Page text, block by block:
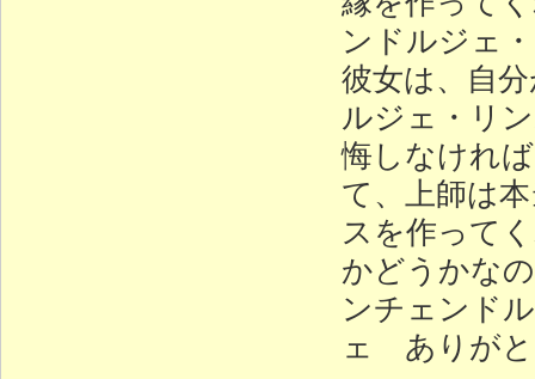
ンドルジェ
彼女は、自
ルジェ・リ
悔しなけれ
て、上師は
スを作って
かどうかな
ンチェンド
ェ ありがと